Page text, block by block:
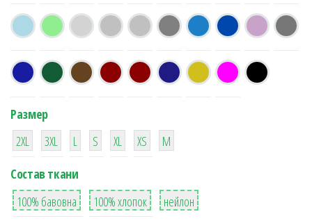
Размер
38
2XL
16
3XL
42
L
42
S
42
XL XS
М
Состав ткани
8
100% бавовна
36
100% хлопок
2
нейлон